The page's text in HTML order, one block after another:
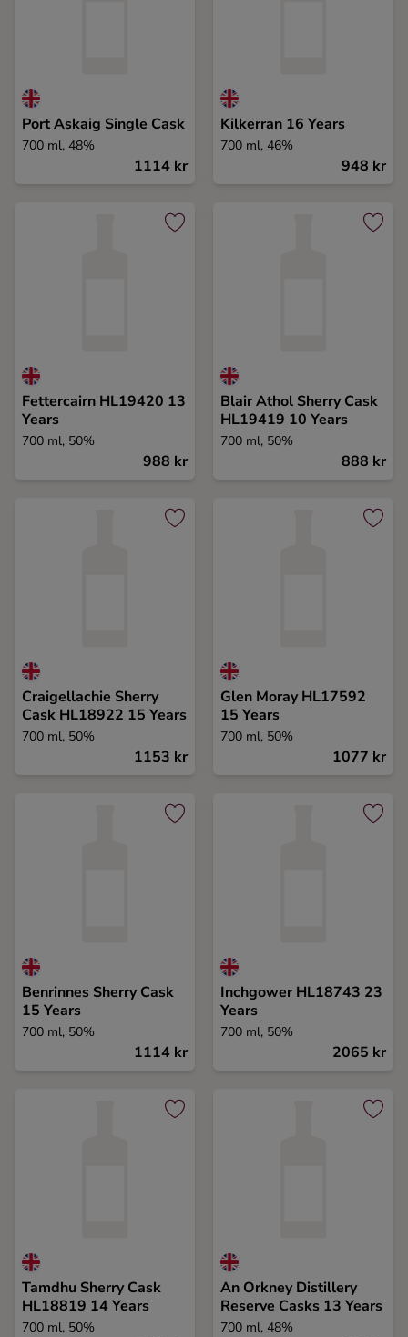
Port Askaig Single Cask
700 ml, 48%
1114 kr
Kilkerran 16 Years
700 ml, 46%
948 kr
Fettercairn HL19420 13
Years
700 ml, 50%
988 kr
Blair Athol Sherry Cask
HL19419 10 Years
700 ml, 50%
888 kr
Craigellachie Sherry
Cask HL18922 15 Years
700 ml, 50%
1153 kr
Glen Moray HL17592
15 Years
700 ml, 50%
1077 kr
Benrinnes Sherry Cask
15 Years
700 ml, 50%
1114 kr
Inchgower HL18743 23
Years
700 ml, 50%
2065 kr
Tamdhu Sherry Cask
HL18819 14 Years
700 ml, 50%
An Orkney Distillery
Reserve Casks 13 Years
700 ml, 48%